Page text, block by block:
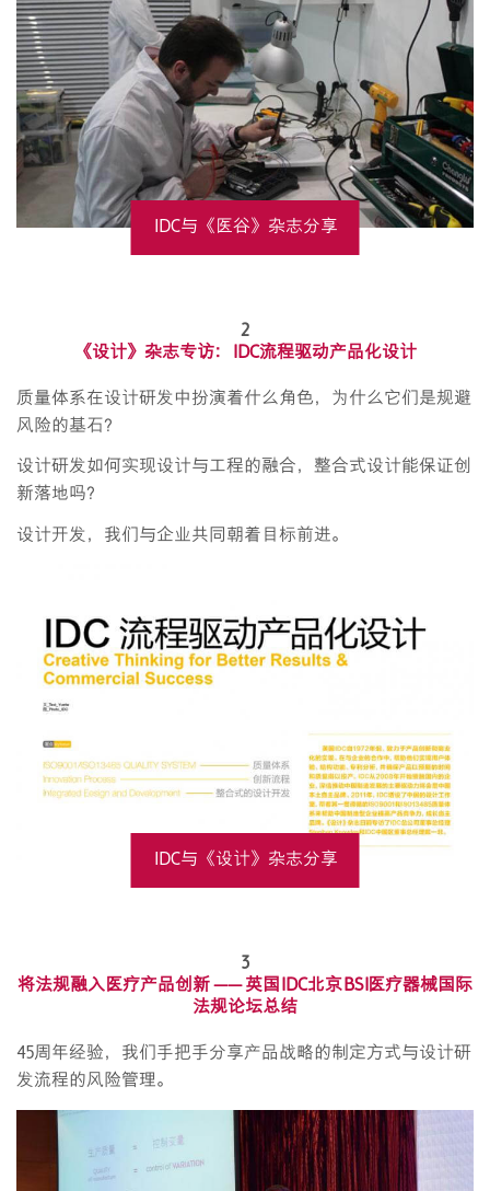
IDC与《医谷》杂志分享
设计开发
2
《设计》杂志专访：IDC流程驱动产品化设计
质量体系在设计研发中扮演着什么角色，为什么它们是规避
风险的基石？
设计研发如何实现设计与工程的融合，整合式设计能保证创
新落地吗？
设计开发，我们与企业共同朝着目标前进。
IDC与《设计》杂志分享
3
将法规融入医疗产品创新 —— 英国IDC北京BSI医疗器械国际
法规论坛总结
45周年经验，我们手把手分享产品战略的制定方式与设计研
发流程的风险管理。